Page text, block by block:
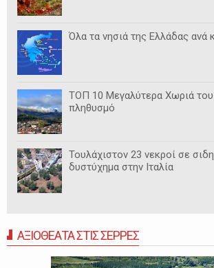
Όλα τα νησιά της Ελλάδας ανά
ΤΟΠ 10 Μεγαλύτερα Χωριά
πληθυσμό
Τουλάχιστον 23 νεκροί σε
δυστύχημα στην Ιταλία
ΑΞΙΟΘΕΑΤΑ ΣΤΙΣ ΣΕΡΡΕΣ